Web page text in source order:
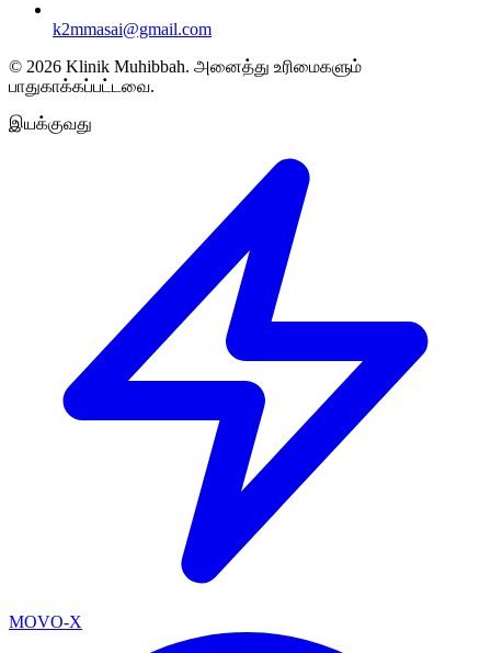
k2mmasai@gmail.com
© 2026 Klinik Muhibbah. அனைத்து உரிமைகளும்
பாதுகாக்கப்பட்டவை.
இயக்குவது
MOVO-X